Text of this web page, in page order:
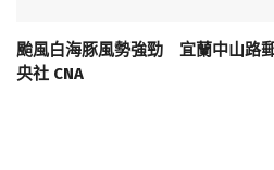
颱風白海豚風勢強勁 宜蘭中山路
央社 CNA